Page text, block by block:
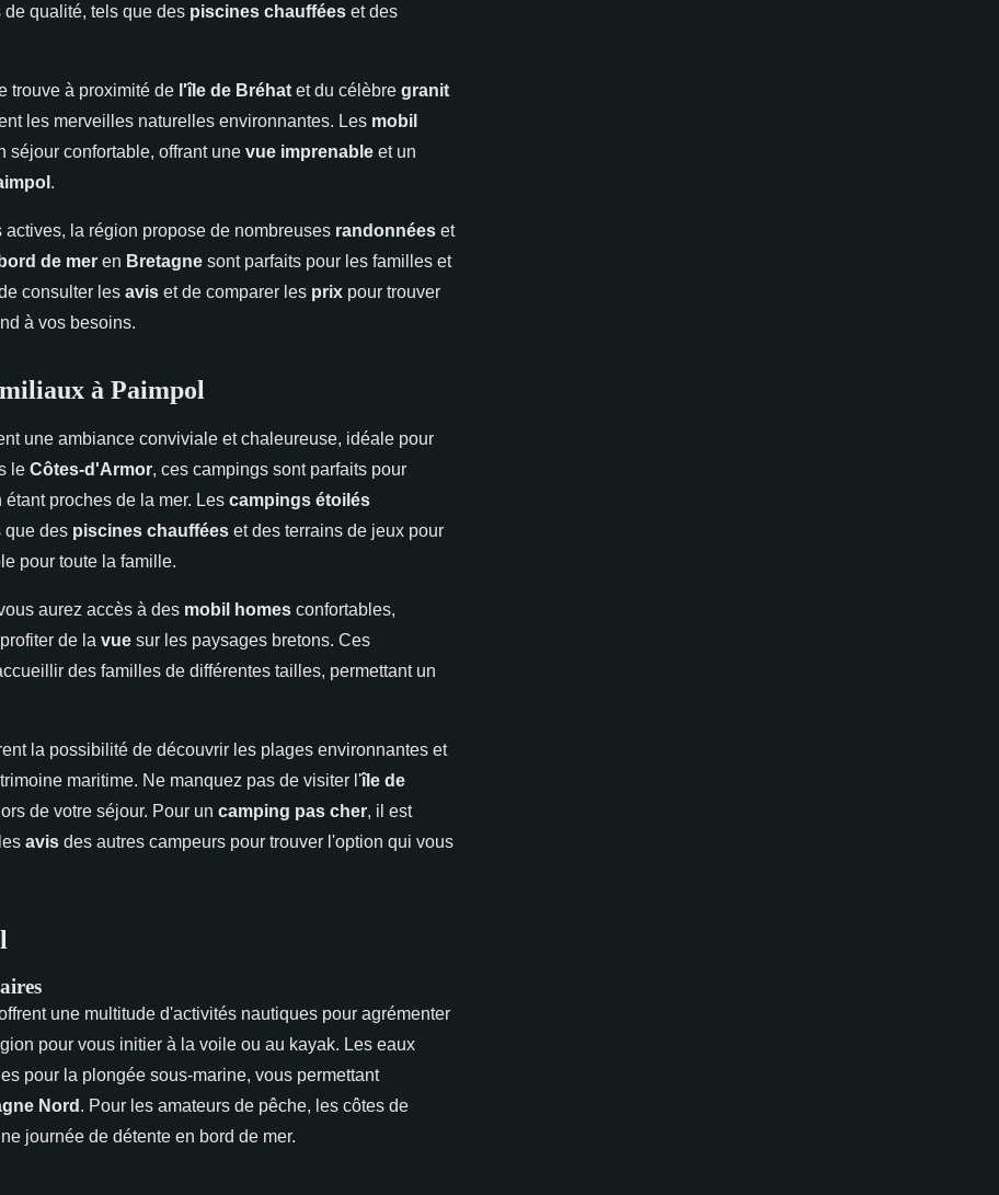
qualité, tels que des piscines chauffées et des
trouve à proximité de l'île de Bréhat et du célèbre granit
les merveilles naturelles environnantes. Les mobil
séjour confortable, offrant une vue imprenable et un
.
la région propose de nombreuses randonnées et
de mer en Bretagne sont parfaits pour les familles et
consulter les avis et de comparer les prix pour trouver
à vos besoins.
à Paimpol
une ambiance conviviale et chaleureuse, idéale pour
le Côtes-d'Armor, ces campings sont parfaits pour
proches de la mer. Les campings étoilés
que des piscines chauffées et des terrains de jeux pour
pour toute la famille.
aurez accès à des mobil homes confortables,
de la vue sur les paysages bretons. Ces
des familles de différentes tailles, permettant un
la possibilité de découvrir les plages environnantes et
maritime. Ne manquez pas de visiter l'île de
lors de votre séjour. Pour un camping pas cher, il est
avis des autres campeurs pour trouver l'option qui vous
une multitude d'activités nautiques pour agrémenter
pour vous initier à la voile ou au kayak. Les eaux
pour la plongée sous-marine, vous permettant
Nord . Pour les amateurs de pêche, les côtes de
journée de détente en bord de mer.